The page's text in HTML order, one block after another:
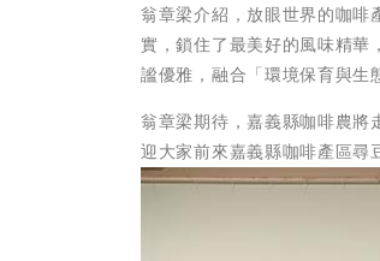
翁章梁介紹，放眼世界的咖啡
實，鎖住了最美好的風味精
謐優雅，融合「環境保育與生
翁章梁期待，嘉義縣咖啡農將
迎大家前來嘉義縣咖啡產區尋